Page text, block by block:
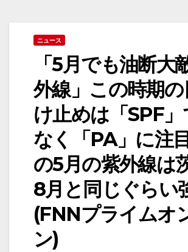
ニュース
「5月でも油断大
外線」この時期の
け止めは「SPF」
なく「PA」に注
の5月の紫外線は
8月と同じぐらい
(FNNプライムオ
ン)